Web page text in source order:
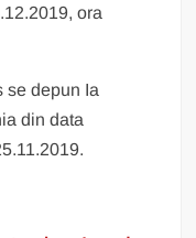
ora
se depun Ia
din data